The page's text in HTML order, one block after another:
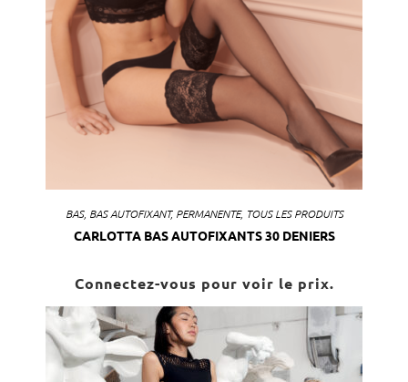
BAS, BAS AUTOFIXANT, PERMANENTE, TOUS LES PRODUITS
CARLOTTA BAS AUTOFIXANTS 30 DENIERS
Connectez-vous pour voir le prix.